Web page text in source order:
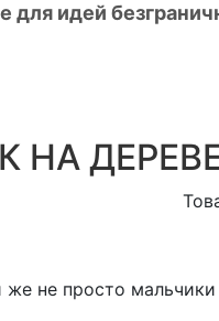
для идей
НА
же не просто